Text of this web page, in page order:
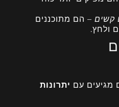
קשים – הם מתוכננים
ולחץ.
מגיעים עם יתרונות